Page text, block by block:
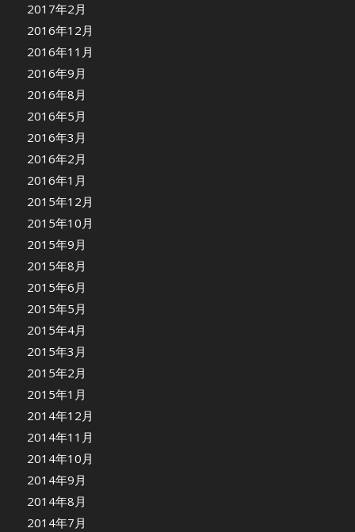
2017年2月
2016年12月
2016年11月
2016年9月
2016年8月
2016年5月
2016年3月
2016年2月
2016年1月
2015年12月
2015年10月
2015年9月
2015年8月
2015年6月
2015年5月
2015年4月
2015年3月
2015年2月
2015年1月
2014年12月
2014年11月
2014年10月
2014年9月
2014年8月
2014年7月